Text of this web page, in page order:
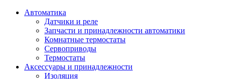
Автоматика
Датчики и реле
Запчасти и принадлежности автоматики
Комнатные термостаты
Сервоприводы
Термостаты
Аксессуары и принадлежности
Изоляция